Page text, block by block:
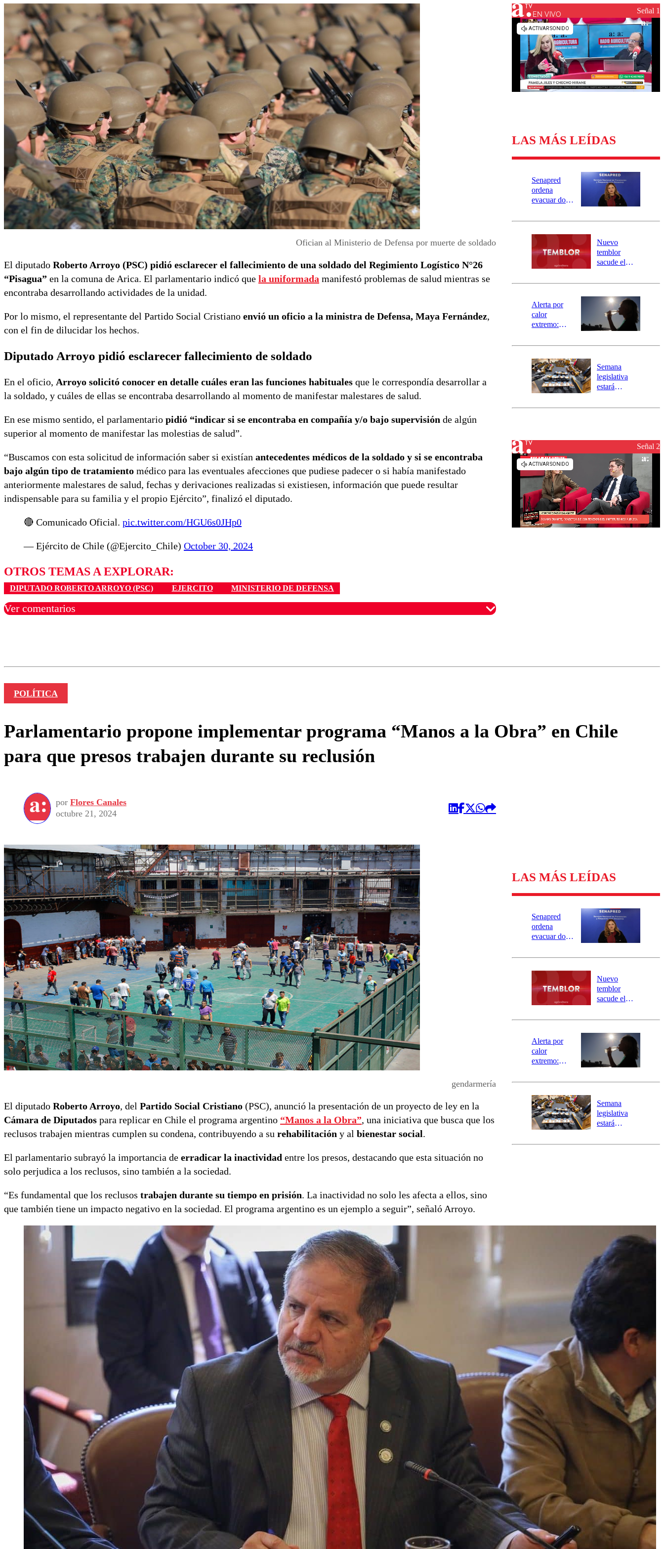
Universidad de Chile
Sustentabilidad
Ofician al Ministerio de Defensa por muerte de soldado
El diputado Roberto Arroyo (PSC) pidió esclarecer el fallecimiento de una soldado del Regimiento Logístico N°26
“Pisagua” en la comuna de Arica. El parlamentario indicó que la uniformada manifestó problemas de salud mientras se
encontraba desarrollando actividades de la unidad.
Por lo mismo, el representante del Partido Social Cristiano envió un oficio a la ministra de Defensa, Maya Fernández,
con el fin de dilucidar los hechos.
Diputado Arroyo pidió esclarecer fallecimiento de soldado
En el oficio, Arroyo solicitó conocer en detalle cuáles eran las funciones habituales que le correspondía desarrollar a
la soldado, y cuáles de ellas se encontraba desarrollando al momento de manifestar malestares de salud.
En ese mismo sentido, el parlamentario pidió “indicar si se encontraba en compañía y/o bajo supervisión de algún
superior al momento de manifestar las molestias de salud”.
“Buscamos con esta solicitud de información saber si existían antecedentes médicos de la soldado y si se encontraba
bajo algún tipo de tratamiento médico para las eventuales afecciones que pudiese padecer o si había manifestado
anteriormente malestares de salud, fechas y derivaciones realizadas si existiesen, información que puede resultar
indispensable para su familia y el propio Ejército”, finalizó el diputado.
🔴 Comunicado Oficial. pic.twitter.com/HGU6s0JHp0
— Ejército de Chile (@Ejercito_Chile) October 30, 2024
OTROS TEMAS A EXPLORAR:
DIPUTADO ROBERTO ARROYO (PSC) EJERCITO MINISTERIO DE DEFENSA
Ver comentarios
EN VIVO Señal 1
LAS MÁS LEÍDAS
Senapred
ordena
evacuar dos
Carahue por
río Damas:
activa
mensajería
SAE
Nuevo
temblor
sacude el
revisa la
epicentro
Alerta por
calor
extremo:
activa Alerta
Preventiva en
tres comunas
Semana
legislativa
estará
el fin de la
reconstrucciónSeñal 2
POLÍTICA
Parlamentario propone implementar programa “Manos a la Obra” en Chile
para que presos trabajen durante su reclusión
por Flores Canales
octubre 21, 2024
gendarmería
El diputado Roberto Arroyo, del Partido Social Cristiano (PSC), anunció la presentación de un proyecto de ley en la
Cámara de Diputados para replicar en Chile el programa argentino “Manos a la Obra”, una iniciativa que busca que los
reclusos trabajen mientras cumplen su condena, contribuyendo a su rehabilitación y al bienestar social.
El parlamentario subrayó la importancia de erradicar la inactividad entre los presos, destacando que esta situación no
solo perjudica a los reclusos, sino también a la sociedad.
“Es fundamental que los reclusos trabajen durante su tiempo en prisión. La inactividad no solo les afecta a ellos, sino
que también tiene un impacto negativo en la sociedad. El programa argentino es un ejemplo a seguir”, señaló Arroyo.
LAS MÁS LEÍDAS
Senapred
ordena
evacuar dos
Carahue por
río Damas:
activa
mensajería
SAE
Nuevo
temblor
sacude el
revisa la
epicentro
Alerta por
calor
extremo:
activa Alerta
Preventiva en
tres comunas
Semana
legislativa
estará
el fin de la